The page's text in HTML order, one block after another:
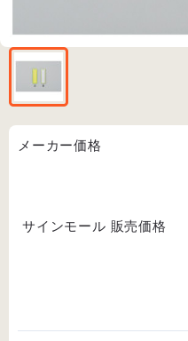
メーカー価格
サインモール 販売価格